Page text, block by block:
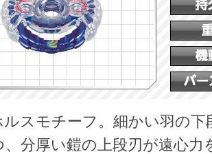
ルスモチーフ。細かい羽の
、分厚い鎧の上段刃が遠心